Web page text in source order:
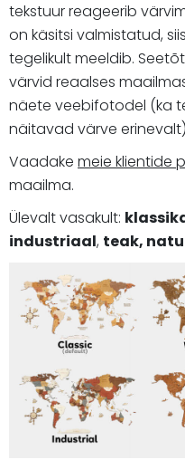
tekstuur reageerib
on käsitsi valmistatud,
tegelikult meeldib.
värvid reaalses
näete veebifotodel (ka
näitavad värve
Vaadake meie klientide
maailma.
Ülevalt vasakult:
industriaal, teak,